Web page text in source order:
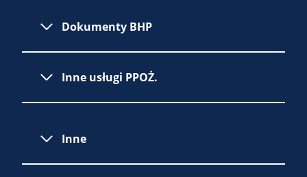
Dokumenty BHP
Inne usługi PPOŻ.
Inne